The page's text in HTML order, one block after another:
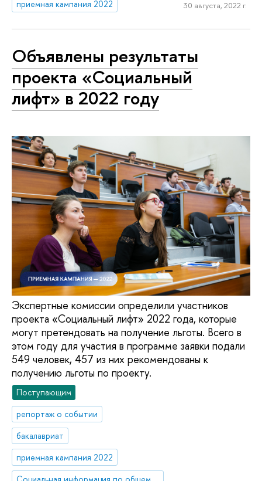
приемная кампания 2022
30 августа, 2022 г.
Объявлены результаты
проекта «Социальный
лифт» в 2022 году
Экспертные комиссии определили участников
проекта «Социальный лифт» 2022 года, которые
могут претендовать на получение льготы. Всего в
этом году для участия в программе заявки подали
549 человек, 457 из них рекомендованы к
получению льготы по проекту.
Поступающим
репортаж о событии
бакалавриат
приемная кампания 2022
Социальная информация по общему образованию